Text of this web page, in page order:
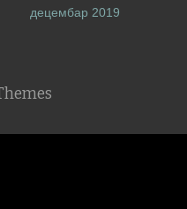
децембар 2019